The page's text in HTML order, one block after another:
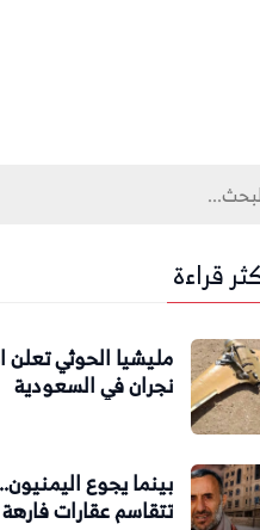
قراءة
مليشيا الحوثي
نجران في السعودية
بينما يجوع
تتقاسم عقارات فارهة